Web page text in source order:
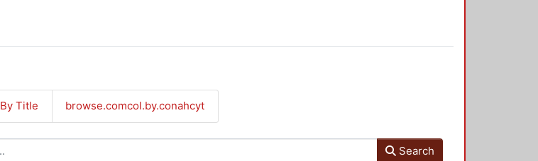
By Title browse.comcol.by.conahcyt
Search